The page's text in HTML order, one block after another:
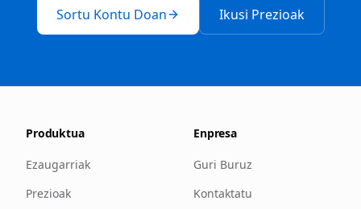
Sortu Kontu Doan Ikusi Prezioak
Produktua
Ezaugarriak
Prezioak
Enpresa
Guri Buruz
Kontaktatu